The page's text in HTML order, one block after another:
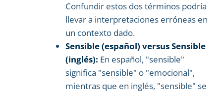
Confundir estos dos términos podría
llevar a interpretaciones erróneas en
un contexto dado.
Sensible (español) versus Sensible
(inglés): En español, "sensible"
significa "sensible" o "emocional",
mientras que en inglés, "sensible" se